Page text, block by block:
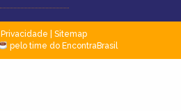
Privacidade
Sitemap
pelo time do EncontraBrasil